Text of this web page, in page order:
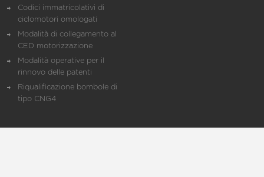
Codici immatricolativi di
ciclomotori omologati
Modalità di collegamento al
CED motorizzazione
Modalità operative per il
rinnovo delle patenti
Riqualificazione bombole di
tipo CNG4